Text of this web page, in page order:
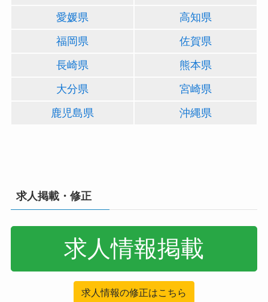
愛媛県
高知県
福岡県
佐賀県
長崎県
熊本県
大分県
宮崎県
鹿児島県
沖縄県
求人掲載・修正
求人情報掲載
求人情報の修正はこちら